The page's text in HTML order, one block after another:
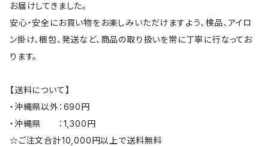
お届けしてきました。
安心・安全にお買い物をお楽しみいただけますよう、検品、アイロ
ン掛け、梱包、発送など、商品の取り扱いを常に丁寧に行なってお
ります。
【送料について】
・沖縄県以外：690円
・沖縄県 ：1,300円
☆ご注文合計10,000円以上で送料無料